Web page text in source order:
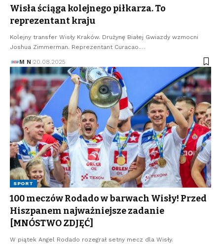
Wisła ściąga kolejnego piłkarza. To
reprezentant kraju
Kolejny transfer Wisły Kraków. Drużynę Białej Gwiazdy wzmocni
Joshua Zimmerman. Reprezentant Curacao.…
M N 20.08.2025
SPORT
100 meczów Rodado w barwach Wisły! Przed
Hiszpanem najważniejsze zadanie
[MNÓSTWO ZDJĘĆ]
W piątek Angel Rodado rozegrał setny mecz dla Wisły.